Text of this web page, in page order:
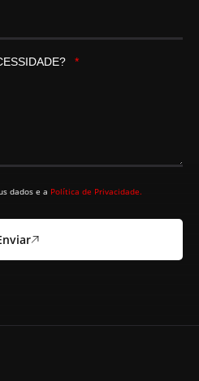
dados e a Política de Privacidade.